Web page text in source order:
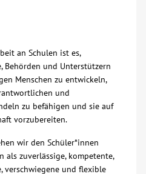
an Schulen ist es,
Behörden und Unterstützern
Menschen zu entwickeln,
und
zu befähigen und sie auf
vorzubereiten.
wir den Schüler*innen
als zuverlässige, kompetente,
verschwiegene und flexible